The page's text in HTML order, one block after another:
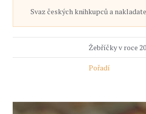
Svaz českých knihkupců a
Žebříčky v roce
Pořadí